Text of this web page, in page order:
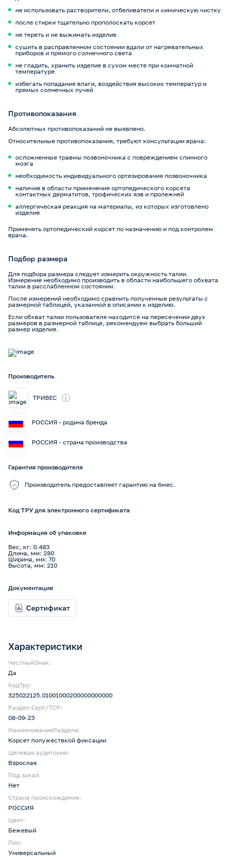
не использовать растворители, отбеливатели и химическую чистку
после стирки тщательно прополоскать корсет
не тереть и не выжимать изделие
сушить в расправленном состоянии вдали от нагревательных
приборов и прямого солнечного света
не гладить, хранить изделие в сухом месте при комнатной
температуре
избегать попадания влаги, воздействия высоких температур и
прямых солнечных лучей
Противопоказания
Абсолютных противопоказаний не выявлено.
Относительные противопоказания, требуют консультации врача:
осложненные травмы позвоночника с повреждением спинного
мозга
необходимость индивидуального ортезирования позвоночника
наличие в области применения ортопедического корсета
контактных дерматитов, трофических язв и пролежней
аллергическая реакция на материалы, из которых изготовлено
изделие
Применять ортопедический корсет по назначению и под контролем
врача.
Подбор размера
Для подбора размера следует измерить окружность талии.
Измерение необходимо производить в области наибольшего обхвата
талии в расслабленном состоянии.
После измерений необходимо сравнить полученные результаты с
размерной таблицей, указанной в описании к изделию.
Если обхват талии пользователя находится на пересечении двух
размеров в размерной таблице, рекомендуем выбрать больший
размер изделия.
Характеристики
ЧестныйЗнак:
Да
КодТру:
325022125.01001000200000000000
Раздел Серт/ТСР:
08-09-23
НаименованиеРаздела:
Корсет полужествкой фиксации
Целевая аудитория:
Взрослая
Под заказ:
Нет
Страна происхождения:
РОССИЯ
Цвет:
Бежевый
Пол:
Универсальный
Производитель
ТРИВЕС i
РОССИЯ - родина бренда
РОССИЯ - страна производства
Гарантия производителя
Производитель предоставляет гарантию на 6мес.
Код ТРУ для электронного сертификата
Информация об упаковке
Вес, кг: 0.483
Длина, мм: 280
Ширина, мм: 70
Высота, мм: 210
Документация
Сертификат